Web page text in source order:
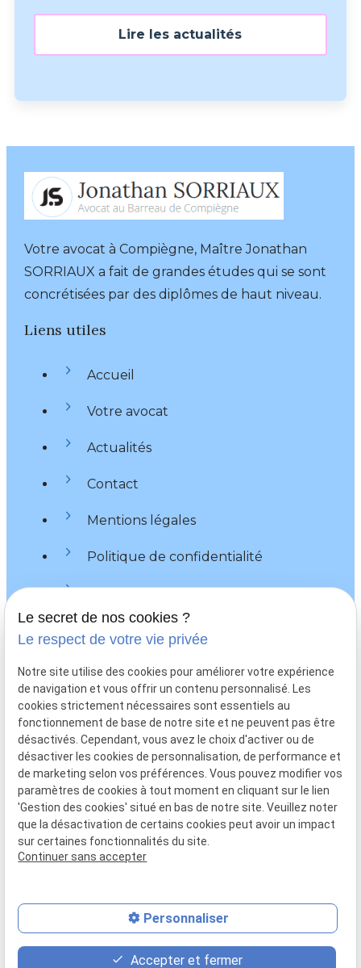
Lire les actualités
Votre avocat à Compiègne, Maître Jonathan
SORRIAUX a fait de grandes études qui se sont
concrétisées par des diplômes de haut niveau.
Liens utiles
Accueil
Votre avocat
Actualités
Contact
Mentions légales
Politique de confidentialité
Gestion des cookies
call 03 66 88 25 48
mail sorriaux.avocat@gmail.com
pin_drop
2 rue de la Sous-Préfecture
60200 COMPIEGNE
place contact_page phone
Le secret de nos cookies ?
Le respect de votre vie privée
Notre site utilise des cookies pour améliorer votre expérience
de navigation et vous offrir un contenu personnalisé. Les
cookies strictement nécessaires sont essentiels au
fonctionnement de base de notre site et ne peuvent pas être
désactivés. Cependant, vous avez le choix d'activer ou de
désactiver les cookies de personnalisation, de performance et
de marketing selon vos préférences. Vous pouvez modifier vos
paramètres de cookies à tout moment en cliquant sur le lien
'Gestion des cookies' situé en bas de notre site. Veuillez noter
que la désactivation de certains cookies peut avoir un impact
sur certaines fonctionnalités du site.
Continuer sans accepter
Personnaliser
Accepter et fermer